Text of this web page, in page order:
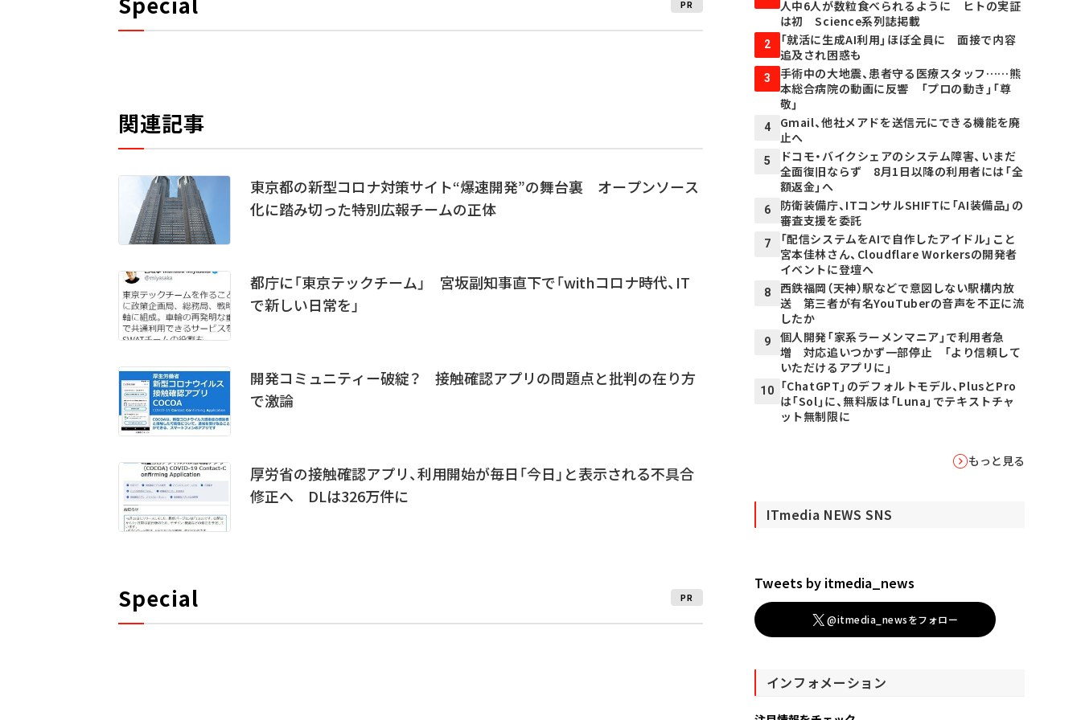
PR
関連記事
東京都の新型コロナ対策サイト“爆速開発”の舞台裏 オープンソース
化に踏み切った特別広報チームの正体
都庁に「東京テックチーム」 宮坂副知事直下で「withコロナ時代、IT
で新しい日常を」
開発コミュニティー破綻？ 接触確認アプリの問題点と批判の在り方
で激論
厚労省の接触確認アプリ、利用開始が毎日「今日」と表示される不具合
修正へ DLは326万件に
Special PR
人中6人が数粒食べられるように ヒトの実証
は初 Science系列誌掲載
2
「就活に生成AI利用」ほぼ全員に 面接で内容
追及され困惑も
3
手術中の大地震、患者守る医療スタッフ……熊
本総合病院の動画に反響 「プロの動き」「尊
敬」
4
Gmail、他社メアドを送信元にできる機能を廃
止へ
5
ドコモ・バイクシェアのシステム障害、いまだ
全面復旧ならず 8月1日以降の利用者には「全
額返金」へ
6
防衛装備庁、ITコンサルSHIFTに「AI装備品」の
審査支援を委託
7
「配信システムをAIで自作したアイドル」こと
宮本佳林さん、Cloudflare Workersの開発者
イベントに登壇へ
8
西鉄福岡（天神）駅などで意図しない駅構内放
送 第三者が有名YouTuberの音声を不正に流
したか
9
個人開発「家系ラーメンマニア」で利用者急
増 対応追いつかず一部停止 「より信頼して
いただけるアプリに」
10
「ChatGPT」のデフォルトモデル、PlusとPro
は「Sol」に、無料版は「Luna」でテキストチャ
ット無制限に
もっと見る
ITmedia NEWS SNS
Tweets by itmedia_news
@itmedia_newsをフォロー
インフォメーション